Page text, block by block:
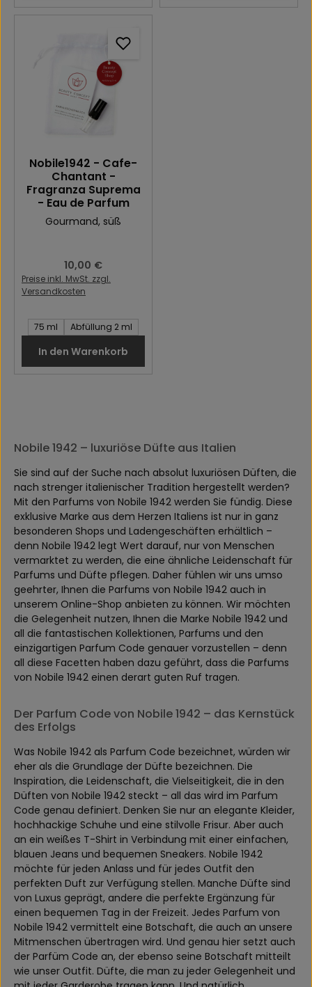
Nobile1942 - Cafe-
Chantant -
Fragranza Suprema
- Eau de Parfum
Gourmand, süß
Regulärer Preis:
10,00 €
Preise inkl. MwSt. zzgl.
Versandkosten
Inhalt des Artikel:
75 ml Abfüllung 2 ml
In den Warenkorb
Nobile 1942 – luxuriöse Düfte aus Italien
Sie sind auf der Suche nach absolut luxuriösen Düften, die
nach strenger italienischer Tradition hergestellt werden?
Mit den Parfums von Nobile 1942 werden Sie fündig. Diese
exklusive Marke aus dem Herzen Italiens ist nur in ganz
besonderen Shops und Ladengeschäften erhältlich –
denn Nobile 1942 legt Wert darauf, nur von Menschen
vermarktet zu werden, die eine ähnliche Leidenschaft für
Parfums und Düfte pflegen. Daher fühlen wir uns umso
geehrter, Ihnen die Parfums von Nobile 1942 auch in
unserem Online-Shop anbieten zu können. Wir möchten
die Gelegenheit nutzen, Ihnen die Marke Nobile 1942 und
all die fantastischen Kollektionen, Parfums und den
einzigartigen Parfum Code genauer vorzustellen – denn
all diese Facetten haben dazu geführt, dass die Parfums
von Nobile 1942 einen derart guten Ruf tragen.
Der Parfum Code von Nobile 1942 – das Kernstück
des Erfolgs
Was Nobile 1942 als Parfum Code bezeichnet, würden wir
eher als die Grundlage der Düfte bezeichnen. Die
Inspiration, die Leidenschaft, die Vielseitigkeit, die in den
Düften von Nobile 1942 steckt – all das wird im Parfum
Code genau definiert. Denken Sie nur an elegante Kleider,
hochhackige Schuhe und eine stilvolle Frisur. Aber auch
an ein weißes T-Shirt in Verbindung mit einer einfachen,
blauen Jeans und bequemen Sneakers. Nobile 1942
möchte für jeden Anlass und für jedes Outfit den
perfekten Duft zur Verfügung stellen. Manche Düfte sind
von Luxus geprägt, andere die perfekte Ergänzung für
einen bequemen Tag in der Freizeit. Jedes Parfum von
Nobile 1942 vermittelt eine Botschaft, die auch an unsere
Mitmenschen übertragen wird. Und genau hier setzt auch
der Parfüm Code an, der ebenso seine Botschaft mitteilt
wie unser Outfit. Düfte, die man zu jeder Gelegenheit und